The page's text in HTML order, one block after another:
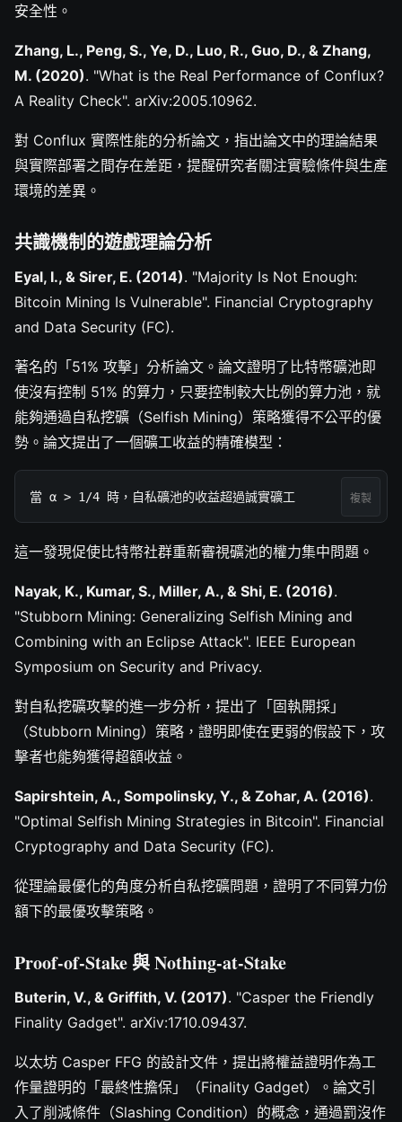
安全性。
Zhang, L., Peng, S., Ye, D., Luo, R., Guo, D., & Zhang,
M. (2020). "What is the Real Performance of Conflux?
A Reality Check". arXiv:2005.10962.
對 Conflux 實際性能的分析論文，指出論文中的理論結果
與實際部署之間存在差距，提醒研究者關注實驗條件與生產
環境的差異。
共識機制的遊戲理論分析
Eyal, I., & Sirer, E. (2014). "Majority Is Not Enough:
Bitcoin Mining Is Vulnerable". Financial Cryptography
and Data Security (FC).
著名的「51% 攻擊」分析論文。論文證明了比特幣礦池即
使沒有控制 51% 的算力，只要控制較大比例的算力池，就
能夠通過自私挖礦（Selfish Mining）策略獲得不公平的優
勢。論文提出了一個礦工收益的精確模型：
當 α > 1/4 時，自私礦池的收益超過誠實礦工 複製
這一發現促使比特幣社群重新審視礦池的權力集中問題。
Nayak, K., Kumar, S., Miller, A., & Shi, E. (2016).
"Stubborn Mining: Generalizing Selfish Mining and
Combining with an Eclipse Attack". IEEE European
Symposium on Security and Privacy.
對自私挖礦攻擊的進一步分析，提出了「固執開採」
（Stubborn Mining）策略，證明即使在更弱的假設下，攻
擊者也能夠獲得超額收益。
Sapirshtein, A., Sompolinsky, Y., & Zohar, A. (2016).
"Optimal Selfish Mining Strategies in Bitcoin". Financial
Cryptography and Data Security (FC).
從理論最優化的角度分析自私挖礦問題，證明了不同算力份
額下的最優攻擊策略。
Proof-of-Stake 與 Nothing-at-Stake
Buterin, V., & Griffith, V. (2017). "Casper the Friendly
Finality Gadget". arXiv:1710.09437.
以太坊 Casper FFG 的設計文件，提出將權益證明作為工
作量證明的「最終性擔保」（Finality Gadget）。論文引
入了削減條件（Slashing Condition）的概念，通過罰沒作